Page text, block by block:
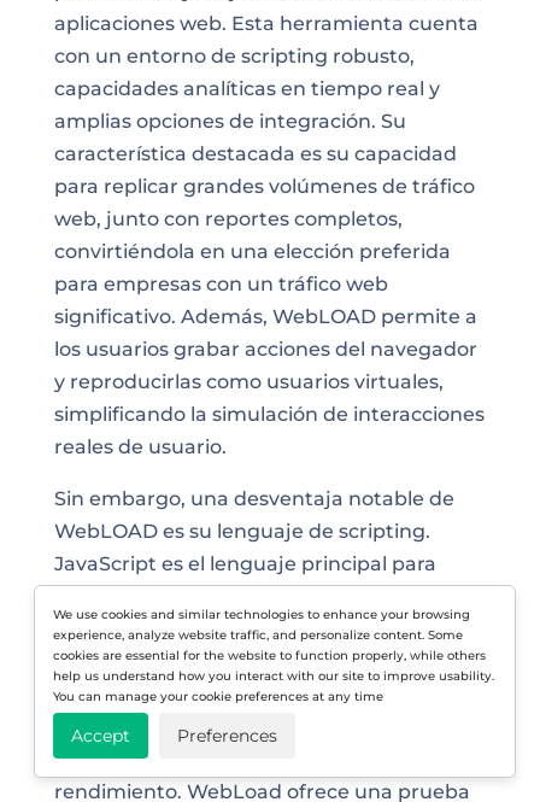
aplicaciones web. Esta herramienta cuenta
con un entorno de scripting robusto,
capacidades analíticas en tiempo real y
amplias opciones de integración. Su
característica destacada es su capacidad
para replicar grandes volúmenes de tráfico
web, junto con reportes completos,
convirtiéndola en una elección preferida
para empresas con un tráfico web
significativo. Además, WebLOAD permite a
los usuarios grabar acciones del navegador
y reproducirlas como usuarios virtuales,
simplificando la simulación de interacciones
reales de usuario.
Sin embargo, una desventaja notable de
WebLOAD es su lenguaje de scripting.
JavaScript es el lenguaje principal para
amplia adopción, las personas que no están
familiarizadas con JavaScript o que tienen
conocimientos limitados de programación
pueden encontrar desafíos al crear y
personalizar scripts para sus pruebas de
rendimiento. WebLoad ofrece una prueba
We use cookies and similar technologies to enhance your browsing
experience, analyze website traffic, and personalize content. Some
cookies are essential for the website to function properly, while others
help us understand how you interact with our site to improve usability.
You can manage your cookie preferences at any time
Accept Preferences